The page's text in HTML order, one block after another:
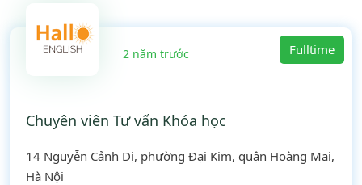
2 năm trước Fulltime
Chuyên viên Tư vấn Khóa học
14 Nguyễn Cảnh Dị, phường Đại Kim, quận Hoàng Mai,
Hà Nội